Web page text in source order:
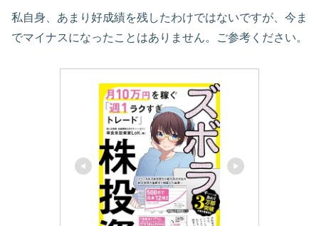
私自身、あまり好成績を残したわけではないですが、今ま
でマイナスになったことはありません。ご参考ください。